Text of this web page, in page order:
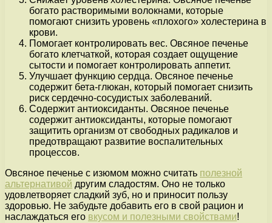
богато растворимыми волокнами, которые
помогают снизить уровень «плохого» холестерина в
крови.
Помогает контролировать вес. Овсяное печенье
богато клетчаткой, которая создает ощущение
сытости и помогает контролировать аппетит.
Улучшает функцию сердца. Овсяное печенье
содержит бета-глюкан, который помогает снизить
риск сердечно-сосудистых заболеваний.
Содержит антиоксиданты. Овсяное печенье
содержит антиоксиданты, которые помогают
защитить организм от свободных радикалов и
предотвращают развитие воспалительных
процессов.
Овсяное печенье с изюмом можно считать полезной
альтернативой другим сладостям. Оно не только
удовлетворяет сладкий зуб, но и приносит пользу
здоровью. Не забудьте добавить его в свой рацион и
наслаждаться его вкусом и полезными свойствами!